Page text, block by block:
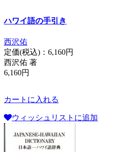
ハワイ語の手引き
西沢佑
定価(税込)： 6,160円
西沢佑 著
6,160円
カートに入れる
ウィッシュリストに追加